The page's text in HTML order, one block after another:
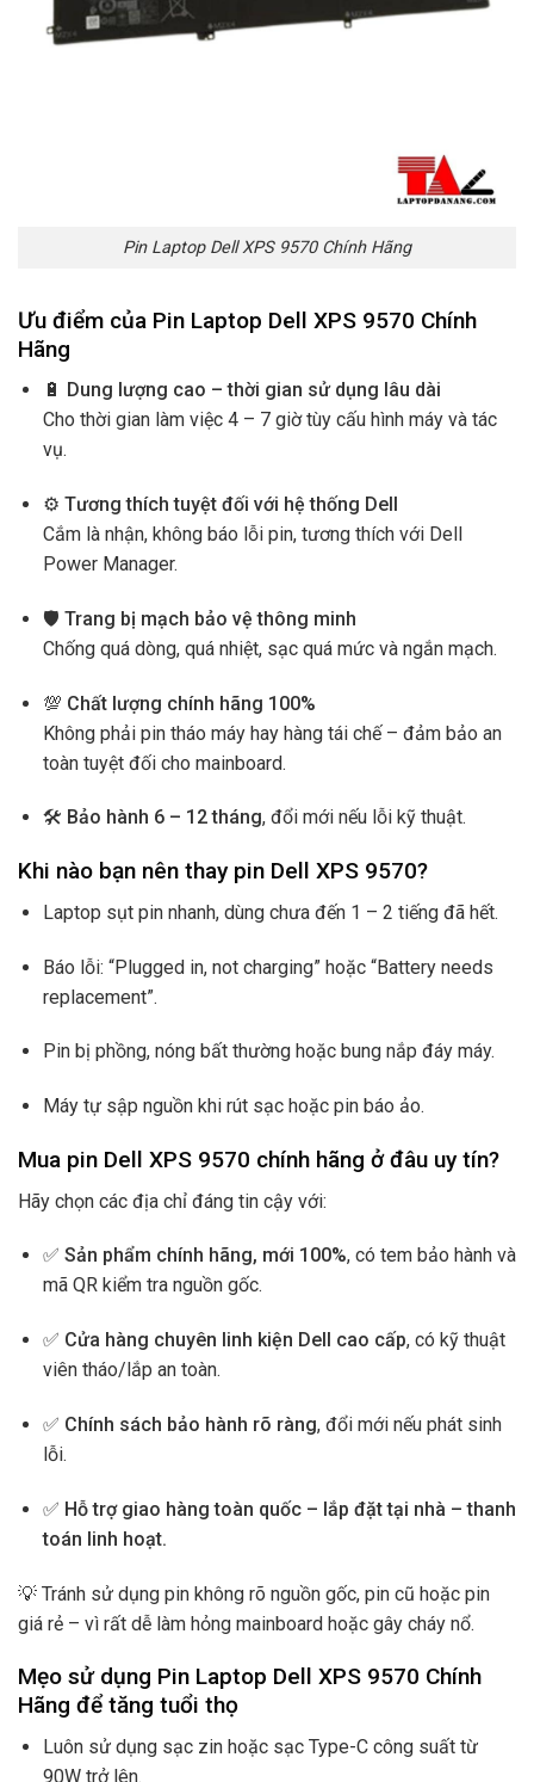
Pin Laptop Dell XPS 9570 Chính Hãng
Ưu điểm của Pin Laptop Dell XPS 9570 Chính
Hãng
🔋
Dung lượng cao – thời gian sử dụng lâu dài
Cho thời gian làm việc 4 – 7 giờ tùy cấu hình máy và tác
vụ.
⚙️ Tương thích tuyệt đối với hệ thống Dell
Cắm là nhận, không báo lỗi pin, tương thích với Dell
Power Manager.
🛡️ Trang bị mạch bảo vệ thông minh
Chống quá dòng, quá nhiệt, sạc quá mức và ngắn mạch.
💯 Chất lượng chính hãng 100%
Không phải pin tháo máy hay hàng tái chế – đảm bảo an
toàn tuyệt đối cho mainboard.
🛠️ Bảo hành 6 – 12 tháng, đổi mới nếu lỗi kỹ thuật.
Khi nào bạn nên thay pin Dell XPS 9570?
Laptop sụt pin nhanh, dùng chưa đến 1 – 2 tiếng đã hết.
Báo lỗi: “Plugged in, not charging” hoặc “Battery needs
replacement”.
Pin bị phồng, nóng bất thường hoặc bung nắp đáy máy.
Máy tự sập nguồn khi rút sạc hoặc pin báo ảo.
Mua pin Dell XPS 9570 chính hãng ở đâu uy tín?
Hãy chọn các địa chỉ đáng tin cậy với:
✅ Sản phẩm chính hãng, mới 100%, có tem bảo hành và
mã QR kiểm tra nguồn gốc.
✅ Cửa hàng chuyên linh kiện Dell cao cấp, có kỹ thuật
viên tháo/lắp an toàn.
✅ Chính sách bảo hành rõ ràng, đổi mới nếu phát sinh
lỗi.
✅ Hỗ trợ giao hàng toàn quốc – lắp đặt tại nhà – thanh
toán linh hoạt.
💡 Tránh sử dụng pin không rõ nguồn gốc, pin cũ hoặc pin
giá rẻ – vì rất dễ làm hỏng mainboard hoặc gây cháy nổ.
Mẹo sử dụng Pin Laptop Dell XPS 9570 Chính
Hãng để tăng tuổi thọ
Luôn sử dụng sạc zin hoặc sạc Type-C công suất từ
90W trở lên.